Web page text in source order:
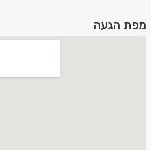
מפת הגעה